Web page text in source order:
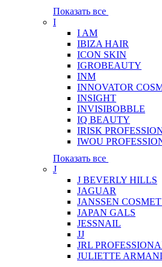
Показать все
I
I AM
IBIZA HAIR
ICON SKIN
IGROBEAUTY
INM
INNOVATOR
INSIGHT
INVISIBOBBLE
IQ BEAUTY
IRISK
IWOU
Показать все
J
J BEVERLY HILLS
JAGUAR
JANSSEN
JAPAN GALS
JESSNAIL
JJ
JRL
JULIETTE